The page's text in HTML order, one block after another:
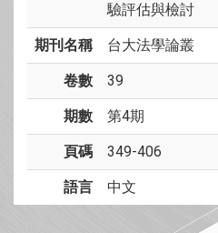
驗評估與檢討
期刊名稱 台大法學論叢
卷數 39
期數 第4期
頁碼 349-406
語言 中文